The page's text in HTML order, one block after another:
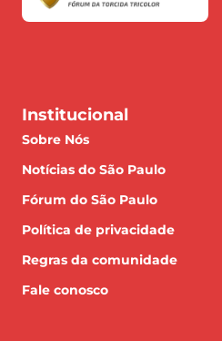
Institucional
Sobre Nós
Notícias do São Paulo
Fórum do São Paulo
Política de privacidade
Regras da comunidade
Fale conosco